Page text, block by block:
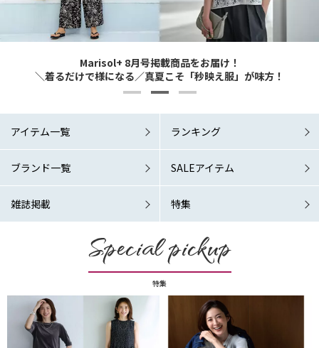
6/1 Mon. RELEASE！
どんなシーンでも涼やか＆素敵に 夏の洗練ワードローブこそマスト！
Marisol+ 9・10月号掲載商品をお届け！
「涼しい秋服」が欲しい！
Marisol+ 8月号掲載商品をお届け！
＼着るだけで様になる／真夏こそ「秒映え服」が味方！
6/1 Mon. RELEASE！
どんなシーンでも涼やか＆素敵に 夏の洗練ワードローブこそマスト！
Marisol+ 9・10月号掲載商品をお届け！
「涼しい秋服」が欲しい！
アイテム一覧 ランキング
ブランド一覧 SALEアイテム
雑誌掲載 特集
Special pickup
特集